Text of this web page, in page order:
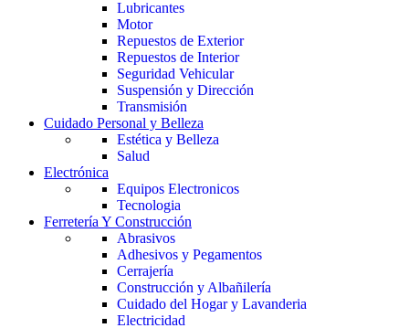
Lubricantes
Motor
Repuestos de Exterior
Repuestos de Interior
Seguridad Vehicular
Suspensión y Dirección
Transmisión
Cuidado Personal y Belleza
Estética y Belleza
Salud
Electrónica
Equipos Electronicos
Tecnologia
Ferretería Y Construcción
Abrasivos
Adhesivos y Pegamentos
Cerrajería
Construcción y Albañilería
Cuidado del Hogar y Lavanderia
Electricidad